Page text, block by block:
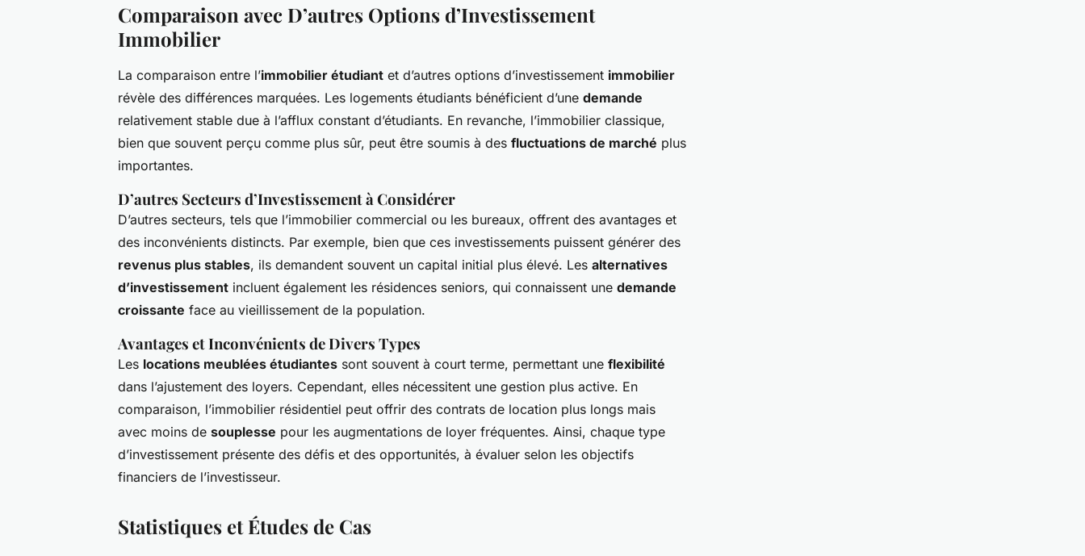
Comparaison avec D’autres Options d’Investissement
Immobilier
La comparaison entre l’immobilier étudiant et d’autres options d’investissement immobilier
révèle des différences marquées. Les logements étudiants bénéficient d’une demande
relativement stable due à l’afflux constant d’étudiants. En revanche, l’immobilier classique,
bien que souvent perçu comme plus sûr, peut être soumis à des fluctuations de marché plus
importantes.
D’autres Secteurs d’Investissement à Considérer
D’autres secteurs, tels que l’immobilier commercial ou les bureaux, offrent des avantages et
des inconvénients distincts. Par exemple, bien que ces investissements puissent générer des
revenus plus stables, ils demandent souvent un capital initial plus élevé. Les alternatives
d’investissement incluent également les résidences seniors, qui connaissent une demande
croissante face au vieillissement de la population.
Avantages et Inconvénients de Divers Types
Les locations meublées étudiantes sont souvent à court terme, permettant une flexibilité
dans l’ajustement des loyers. Cependant, elles nécessitent une gestion plus active. En
comparaison, l’immobilier résidentiel peut offrir des contrats de location plus longs mais
avec moins de souplesse pour les augmentations de loyer fréquentes. Ainsi, chaque type
d’investissement présente des défis et des opportunités, à évaluer selon les objectifs
financiers de l’investisseur.
Statistiques et Études de Cas